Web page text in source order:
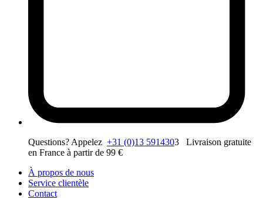
Questions? Appelez +31 (0)13 5914303 Livraison gratuite
en France à partir de 99 €
À propos de nous
Service clientèle
Contact